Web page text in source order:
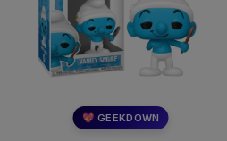
💖 GEEKDOWN